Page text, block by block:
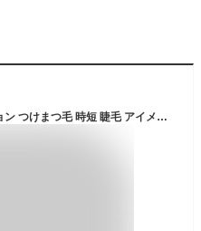
のり不要 つけまつげ 韓国ファッション つけまつ毛 時短 睫毛 アイメイク 繰り返し使える ボリューム まつ毛 3D 自然 盛れる つけ睫毛 防水 専用保管ホルダー付き アイラッシュ ウォータープルーフ マツエク